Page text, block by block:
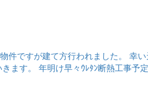
件ですが建て方行われました。 幸
ます。 年明け早々ｳﾚﾀﾝ断熱工事予